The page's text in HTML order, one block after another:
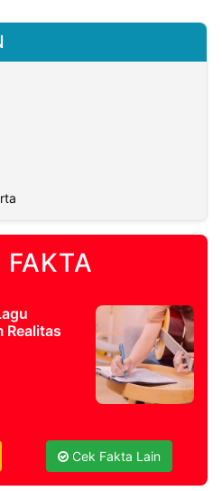
FAKTA
Realitas
Cek Fakta Lain